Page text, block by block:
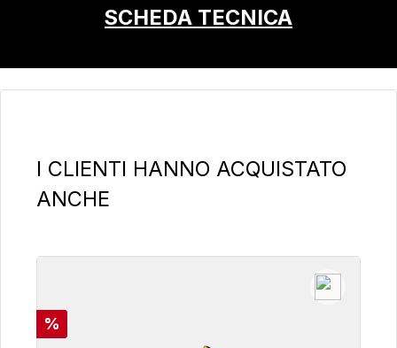
SCHEDA TECNICA
Salta la galleria dei prodotti
I CLIENTI HANNO ACQUISTATO
ANCHE
Sconto
%